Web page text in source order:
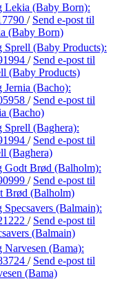
Lekia (Baby Born):
/ Send e-post til
(Baby Born)
Sprell (Baby Products):
/ Send e-post til
(Baby Products)
Jernia (Bacho):
/ Send e-post til
(Bacho)
Sprell (Baghera):
/ Send e-post til
(Baghera)
Godt Brød (Balholm):
/ Send e-post til
Brød (Balholm)
Specsavers (Balmain):
/ Send e-post til
(Balmain)
Narvesen (Bama):
/ Send e-post til
(Bama)